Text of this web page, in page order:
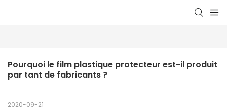
Pourquoi le film plastique protecteur est-il produit
par tant de fabricants ?
2020-09-21